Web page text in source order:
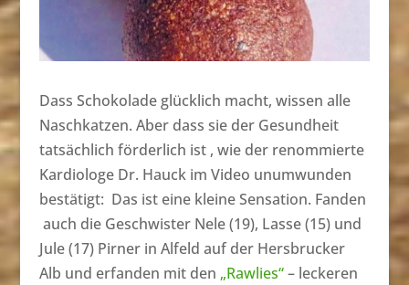
Dass Schokolade glücklich macht, wissen alle
Naschkatzen. Aber dass sie der Gesundheit
tatsächlich förderlich ist , wie der renommierte
Kardiologe Dr. Hauck im Video unumwunden
bestätigt: Das ist eine kleine Sensation. Fanden
auch die Geschwister Nele (19), Lasse (15) und
Jule (17) Pirner in Alfeld auf der Hersbrucker
Alb und erfanden mit den „Rawlies“– leckeren